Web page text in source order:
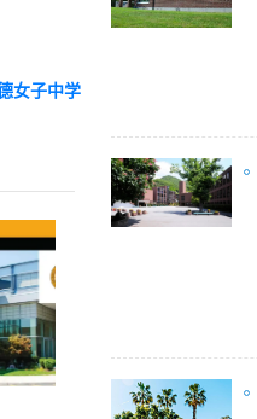
女子中学